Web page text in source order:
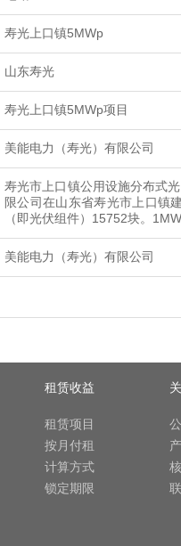
寿光上口镇5MWp
山东寿光
寿光上口镇5MWp项目
美能电力（寿光）有限公司
寿光市上口镇公用设施分布式
限公司在山东省寿光市上口镇
（即光伏组件）15752块。
美能电力（寿光）有限公司
租赁收益
租赁项目
按月付租
计算方式
锁定期限